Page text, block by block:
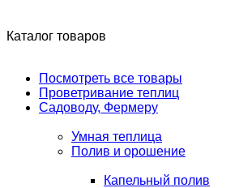
Каталог товаров
Посмотреть все товары
Проветривание теплиц
Садоводу, Фермеру
Умная теплица
Полив и орошение
Капельный полив